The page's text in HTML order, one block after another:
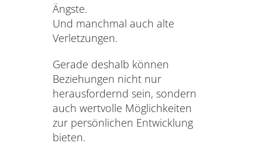
Ängste.
Und manchmal auch alte
Verletzungen.
Gerade deshalb können
Beziehungen nicht nur
herausfordernd sein, sondern
auch wertvolle Möglichkeiten
zur persönlichen Entwicklung
bieten.